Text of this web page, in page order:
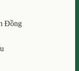
Đồng